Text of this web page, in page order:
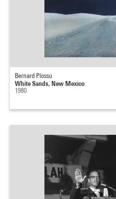
Bernard Plossu
White Sands, New Mexico
1980